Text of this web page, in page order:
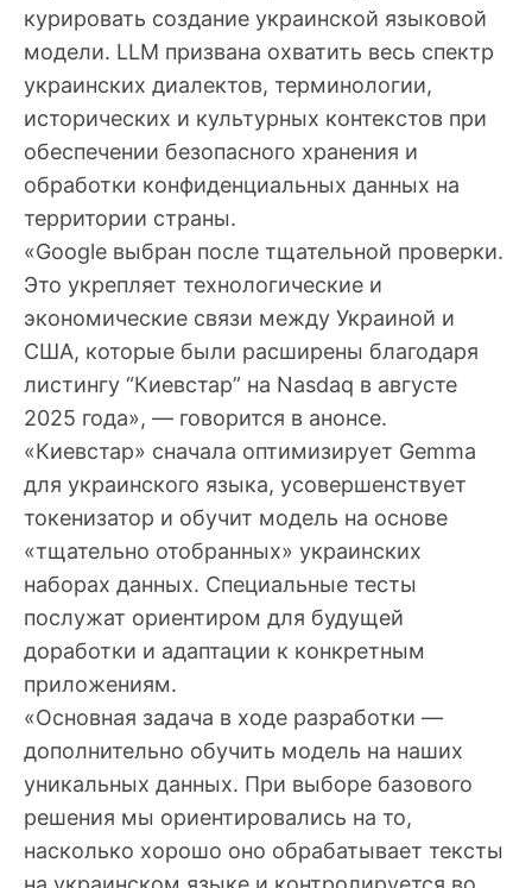
курировать создание украинской языковой
модели. LLM призвана охватить весь спектр
украинских диалектов, терминологии,
исторических и культурных контекстов при
обеспечении безопасного хранения и
обработки конфиденциальных данных на
территории страны.
«Google выбран после тщательной проверки.
Это укрепляет технологические и
экономические связи между Украиной и
США, которые были расширены благодаря
листингу “Киевстар” на Nasdaq в августе
2025 года», — говорится в анонсе.
«Киевстар» сначала оптимизирует Gemma
для украинского языка, усовершенствует
токенизатор и обучит модель на основе
«тщательно отобранных» украинских
наборах данных. Специальные тесты
послужат ориентиром для будущей
доработки и адаптации к конкретным
приложениям.
«Основная задача в ходе разработки —
дополнительно обучить модель на наших
уникальных данных. При выборе базового
решения мы ориентировались на то,
насколько хорошо оно обрабатывает тексты